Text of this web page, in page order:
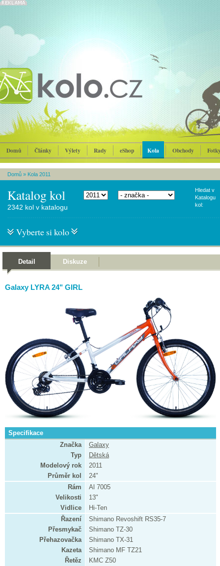
Domů Články Výlety Rady eShop Kola Obchody
Domů » Kola 2011
Katalog kol
Hledat v
Katalogu
kol:
2342 kol v katalogu
Vyberte si kolo
Detail Diskuze
Galaxy LYRA 24" GIRL
Specifikace
Značka
Galaxy
Typ
Dětská
Modelový rok
2011
Průměr kol
24"
Rám
Al 7005
Velikosti
13"
Vidlice
Hi-Ten
Řazení
Shimano Revoshift RS35-7
Přesmykač
Shimano TZ-30
Přehazovačka
Shimano TX-31
Kazeta
Shimano MF TZ21
Řetěz
KMC Z50